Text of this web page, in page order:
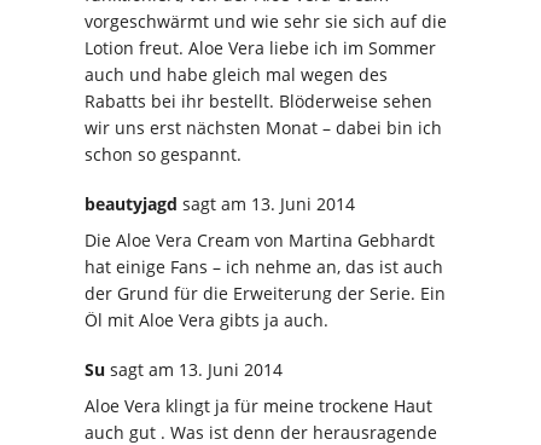
vorgeschwärmt und wie sehr sie sich auf die
Lotion freut. Aloe Vera liebe ich im Sommer
auch und habe gleich mal wegen des
Rabatts bei ihr bestellt. Blöderweise sehen
wir uns erst nächsten Monat – dabei bin ich
schon so gespannt.
beautyjagd sagt am 13. Juni 2014
Die Aloe Vera Cream von Martina Gebhardt
hat einige Fans – ich nehme an, das ist auch
der Grund für die Erweiterung der Serie. Ein
Öl mit Aloe Vera gibts ja auch.
Su sagt am 13. Juni 2014
Aloe Vera klingt ja für meine trockene Haut
auch gut . Was ist denn der herausragende